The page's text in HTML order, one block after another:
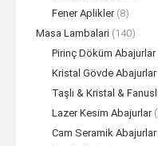
Fener Aplikler (8)
Masa Lambalari (140)
Pirinç Döküm Abajurlar
Kristal Gövde Abajurlar
Taşlı & Kristal &
Lazer Kesim Abajurlar
Cam Seramik Abajurlar